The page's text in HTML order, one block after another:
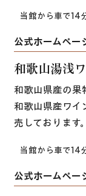
当館から車で14
公式ホームペー
和歌山湯浅
和歌山県産の果
和歌山県産ワイ
売しております
当館から車で14
公式ホームペー